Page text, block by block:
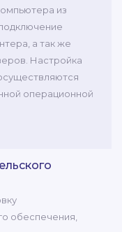
из
а так же
Настройка
операционной
обеспечения,